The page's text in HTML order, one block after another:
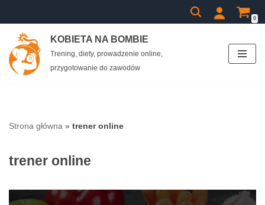
Przejdź
do
treści
0
KOBIETA NA BOMBIE
Trening, diety, prowadzenie online,
przygotowanie do zawodów
Strona główna » trener online
trener online